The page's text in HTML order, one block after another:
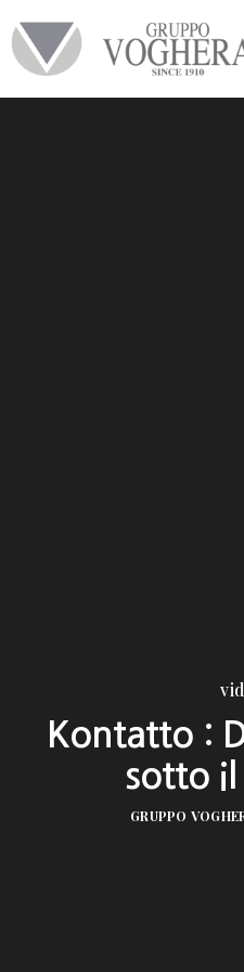
Kontatto :
sotto il
GRUPPO